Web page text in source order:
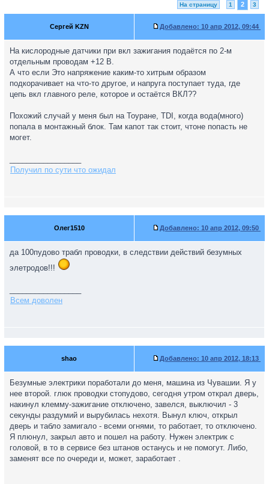
На страницу 1 2 3
Сергей KZN Добавлено: 10 апр 2012, 09:44
На кислородные датчики при вкл зажигания подаётся по 2-м
отдельным проводам +12 В.
А что если Это напряжение каким-то хитрым образом
подкорачивает на что-то другое, и напруга поступает туда, где
цепь вкл главного реле, которое и остаётся ВКЛ??
Похожий случай у меня был на Тоуране, TDI, когда вода(много)
попала в монтажный блок. Там капот так стоит, чтоне попасть не
могет.
Получил по сути что ожидал
Олег1510 Добавлено: 10 апр 2012, 09:50
да 100пудово трабл проводки, в следствии действий безумных
элетродов!!!
Всем доволен
shao Добавлено: 10 апр 2012, 18:13
Безумные электрики поработали до меня, машина из Чувашии. Я у
нее второй. глюк проводки стопудово, сегодня утром открал дверь,
накинул клемму-зажигание отключено, завелся, выключил - 3
секунды раздумий и вырубилась нехотя. Вынул ключ, открыл
дверь и табло замигало - всеми огнями, то работает, то отключено.
Я плюнул, закрыл авто и пошел на работу. Нужен электрик с
головой, в то в сервисе без штанов останусь и не помогут. Либо,
заменят все по очереди и, может, заработает .